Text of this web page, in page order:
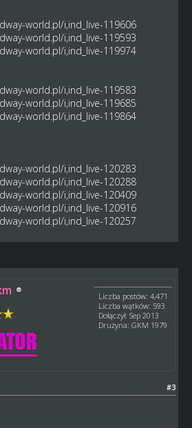
world.pl/i,ind_live-119606
world.pl/i,ind_live-119593
world.pl/i,ind_live-119974
world.pl/i,ind_live-119583
world.pl/i,ind_live-119685
world.pl/i,ind_live-119864
world.pl/i,ind_live-120283
world.pl/i,ind_live-120288
world.pl/i,ind_live-120409
world.pl/i,ind_live-120916
world.pl/i,ind_live-120257
Liczba postów: 4,471
Liczba wątków: 593
Dołączył: Sep 2013
Drużyna: GKM 1979
#3